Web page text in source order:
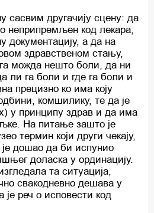
сасвим другачију сцену: да
неприпремљен код лекара,
документацију, а да на
здравственом стању,
можда нешто боли, да ни
ли га боли и где га боли и
прецизно ко има коју
комшилику, те да је
у принципу здрав и да има
На питање зашто је
термин који други чекају,
је дошао да би испунио
доласка у ординацију.
та ситуација,
свакодневно дешава у
је реч о исповести код